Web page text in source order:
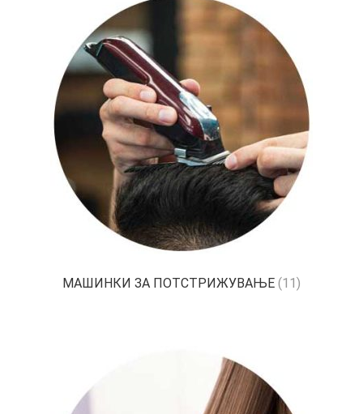
ПОЛИТИКА И УСЛОВИ ЗА КОРИСТЕЊЕ
ПРОИЗВОДИ
КОРИСНИ СОВЕТИ
КОНТАКТ
МАШИНКИ ЗА ПОТСТРИЖУВАЊЕ (11)